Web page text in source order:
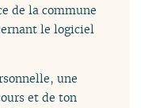
de la commune
le logiciel
une
et de ton